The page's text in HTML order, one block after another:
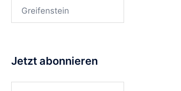
Suchen
Jetzt abonnieren
Gib deine E-Mail-Adresse ein ...